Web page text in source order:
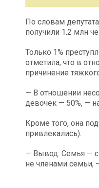
По словам
получили 1.2 млн
Только 1%
отметила, что в
причинение
— В отношении
девочек — 50%, —
Кроме того, она
привлекались).
— Вывод: Семья —
не членами семьи,